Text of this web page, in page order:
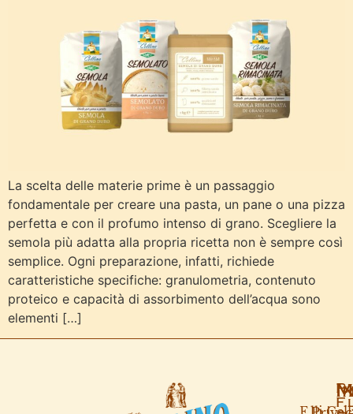
La scelta delle materie prime è un passaggio
fondamentale per creare una pasta, un pane o una pizza
perfetta e con il profumo intenso di grano. Scegliere la
semola più adatta alla propria ricetta non è sempre così
semplice. Ogni preparazione, infatti, richiede
caratteristiche specifiche: granulometria, contenuto
proteico e capacità di assorbimento dell’acqua sono
elementi […]